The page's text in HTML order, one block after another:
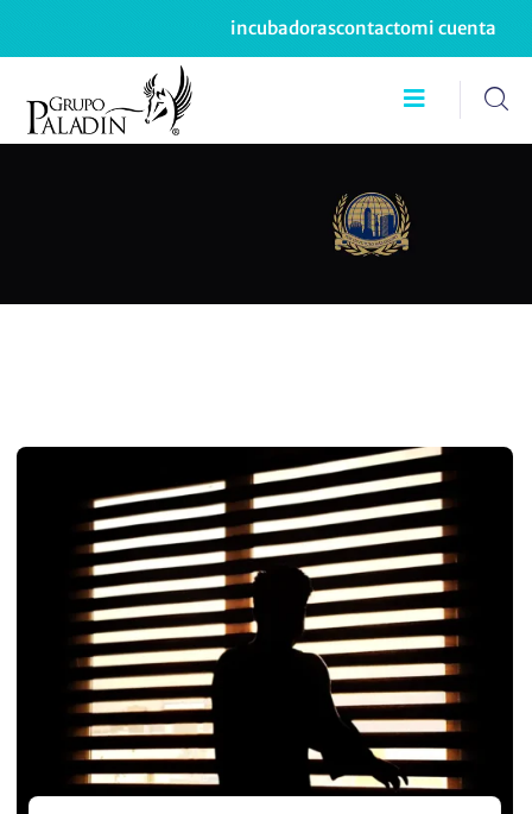
incubadorascontactomi cuenta